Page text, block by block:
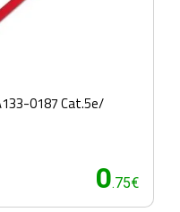
0187 Cat.5e/
0.75€